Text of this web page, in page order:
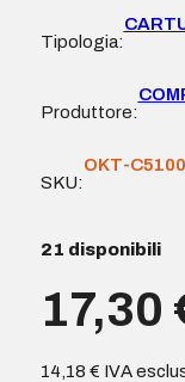
Tipologia:
Produttore:
SKU:
OKT-
21 disponibili
17,30
14,18 € IVA